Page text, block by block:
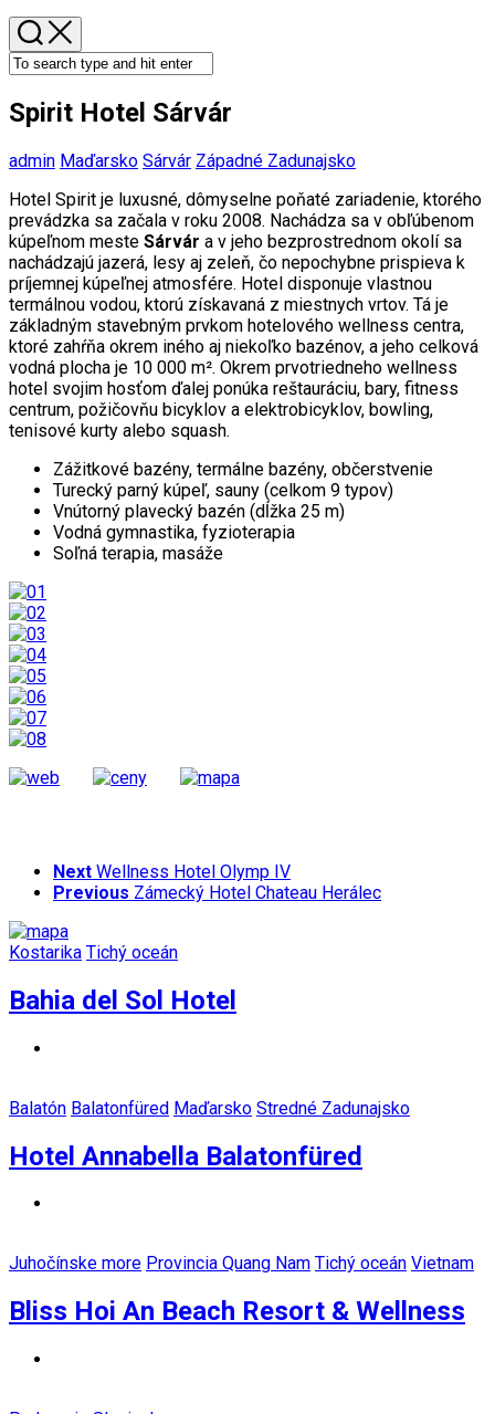
Spirit Hotel Sárvár
admin Maďarsko Sárvár Západné Zadunajsko
Hotel Spirit je luxusné, dômyselne poňaté zariadenie, ktorého
prevádzka sa začala v roku 2008. Nachádza sa v obľúbenom
kúpeľnom meste Sárvár a v jeho bezprostrednom okolí sa
nachádzajú jazerá, lesy aj zeleň, čo nepochybne prispieva k
príjemnej kúpeľnej atmosfére. Hotel disponuje vlastnou
termálnou vodou, ktorú získavaná z miestnych vrtov. Tá je
základným stavebným prvkom hotelového wellness centra,
ktoré zahŕňa okrem iného aj niekoľko bazénov, a jeho celková
vodná plocha je 10 000 m². Okrem prvotriedneho wellness
hotel svojim hosťom ďalej ponúka reštauráciu, bary, fitness
centrum, požičovňu bicyklov a elektrobicyklov, bowling,
tenisové kurty alebo squash.
Zážitkové bazény, termálne bazény, občerstvenie
Turecký parný kúpeľ, sauny (celkom 9 typov)
Vnútorný plavecký bazén (dĺžka 25 m)
Vodná gymnastika, fyzioterapia
Soľná terapia, masáže
Next Wellness Hotel Olymp IV
Previous Zámecký Hotel Chateau Herálec
Kostarika Tichý oceán
Bahia del Sol Hotel
Balatón Balatonfüred Maďarsko Stredné Zadunajsko
Hotel Annabella Balatonfüred
Juhočínske more Provincia Quang Nam Tichý oceán Vietnam
Bliss Hoi An Beach Resort & Wellness